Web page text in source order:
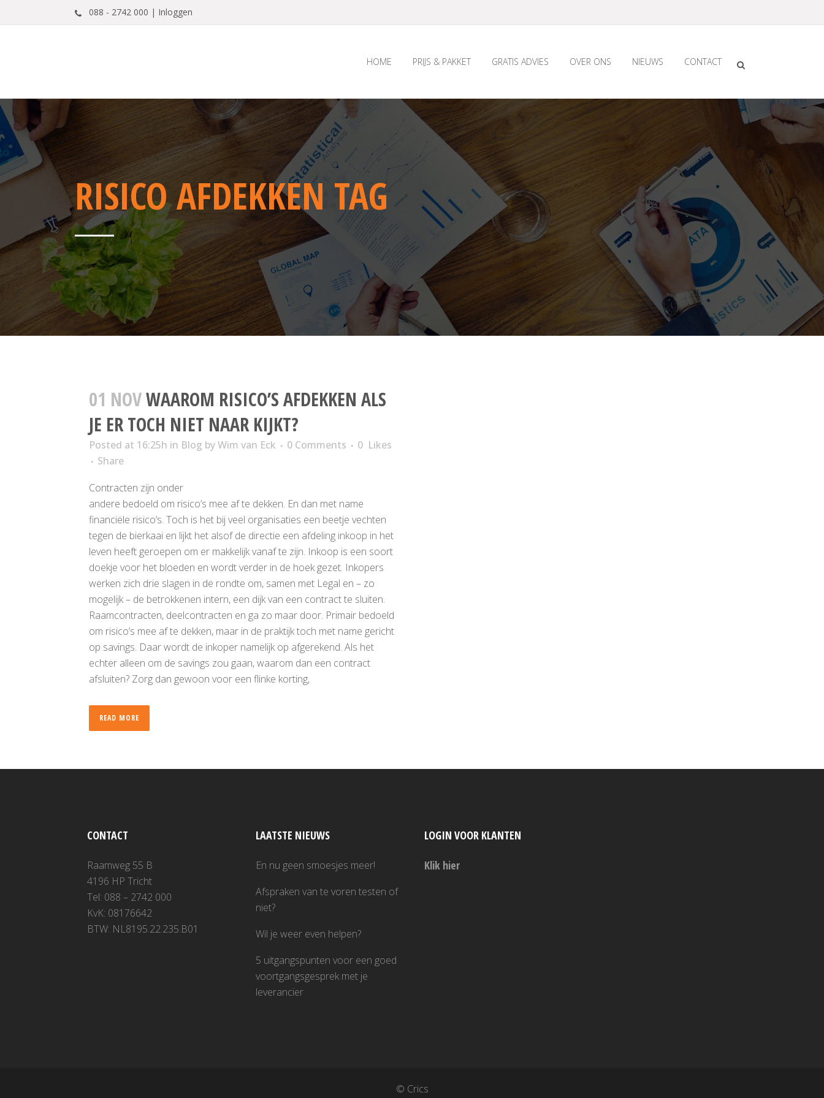
088 - 2742 000 | Inloggen
HOME PRIJS & PAKKET GRATIS ADVIES OVER ONS NIEUWS CONTACT
RISICO AFDEKKEN TAG
01 NOVWAAROM RISICO’S AFDEKKEN ALS
JE ER TOCH NIET NAAR KIJKT?
Posted at 16:25h in Blog byWim van Eck 0 Comments 0 Likes
Share
Contracten zijn onder
andere bedoeld om risico’s mee af te dekken. En dan met name
financiële risico’s. Toch is het bij veel organisaties een beetje vechten
tegen de bierkaai en lijkt het alsof de directie een afdeling inkoop in het
leven heeft geroepen om er makkelijk vanaf te zijn. Inkoop is een soort
doekje voor het bloeden en wordt verder in de hoek gezet. Inkopers
werken zich drie slagen in de rondte om, samen met Legal en – zo
mogelijk – de betrokkenen intern, een dijk van een contract te sluiten.
Raamcontracten, deelcontracten en ga zo maar door. Primair bedoeld
om risico’s mee af te dekken, maar in de praktijk toch met name gericht
op savings. Daar wordt de inkoper namelijk op afgerekend. Als het
echter alleen om de savings zou gaan, waarom dan een contract
afsluiten? Zorg dan gewoon voor een flinke korting,
READ MORE
CONTACT
Raamweg 55 B
4196 HP Tricht
Tel: 088 – 2742 000
KvK: 08176642
BTW: NL8195.22.235.B01
LAATSTE NIEUWS
En nu geen smoesjes meer!
Afspraken van te voren testen of
niet?
Wil je weer even helpen?
5 uitgangspunten voor een goed
voortgangsgesprek met je
leverancier
LOGIN VOOR KLANTEN
Klik hier
© Crics